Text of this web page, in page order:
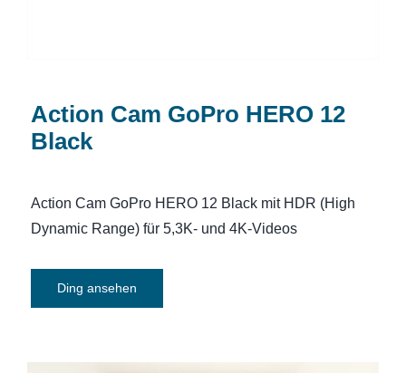
Action Cam GoPro HERO 12
Black
Action Cam GoPro HERO 12 Black mit HDR (High
Dynamic Range) für 5,3K- und 4K-Videos
Ding ansehen